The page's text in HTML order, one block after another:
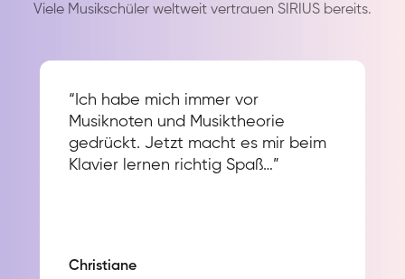
Viele Musikschüler weltweit vertrauen SIRIUS bereits.
“Ich habe mich immer vor
Musiknoten und Musiktheorie
gedrückt. Jetzt macht es mir beim
Klavier lernen richtig Spaß…”
Christiane